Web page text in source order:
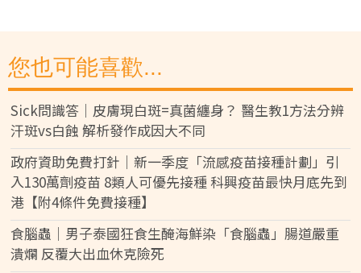
您也可能喜歡...
Sick問識答｜皮膚現白斑=真菌纏身？ 醫生教1方法分辨
汗斑vs白蝕 解析發作成因大不同
政府資助免費打針｜新一季度「流感疫苗接種計劃」引
入130萬劑疫苗 8類人可優先接種 科興疫苗最快月底先到
港【附4條件免費接種】
食腦蟲｜男子泰國狂食生醃海鮮染「食腦蟲」腸道嚴重
潰爛 反覆大出血休克險死